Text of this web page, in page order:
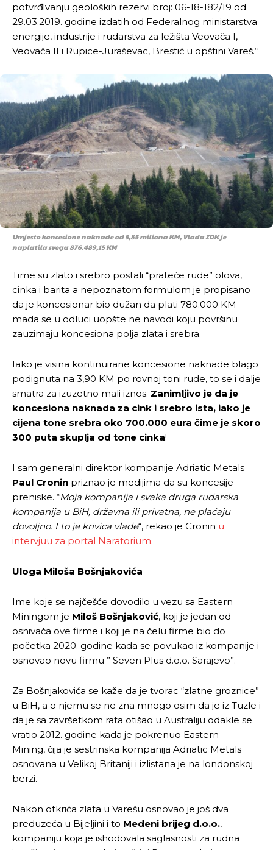
potvrđivanju geoloških rezervi broj: 06-18-182/19 od
29.03.2019. godine izdatih od Federalnog ministarstva
energije, industrije i rudarstva za ležišta Veovača I,
Veovača II i Rupice-Juraševac, Brestić u opštini Vareš.“
Umjesto koncesione naknade od 5,85 miliona KM, Vlada ZDK je
naplatila svega 876.489,15 KM
Time su zlato i srebro postali “prateće rude” olova,
cinka i barita a nepoznatom formulom je propisano
da je koncesionar bio dužan da plati 780.000 KM
mada se u odluci uopšte ne navodi koju površinu
zauzimaju koncesiona polja zlata i srebra.
Iako je visina kontinuirane koncesione naknade blago
podignuta na 3,90 KM po rovnoj toni rude, to se i dalje
smatra za izuzetno mali iznos. Zanimljivo je da je
koncesiona naknada za cink i srebro ista, iako je
cijena tone srebra oko 700.000 eura čime je skoro
300 puta skuplja od tone cinka!
I sam generalni direktor kompanije Adriatic Metals
Paul Cronin priznao je medijima da su koncesije
preniske. “Moja kompanija i svaka druga rudarska
kompanija u BiH, državna ili privatna, ne plaćaju
dovoljno. I to je krivica vlade“, rekao je Cronin u
intervjuu za portal Naratorium.
Uloga Miloša Bošnjakovića
Ime koje se najčešće dovodilo u vezu sa Eastern
Miningom je Miloš Bošnjaković, koji je jedan od
osnivača ove firme i koji je na čelu firme bio do
početka 2020. godine kada se povukao iz kompanije i
osnovao novu firmu ” Seven Plus d.o.o. Sarajevo”.
Za Bošnjakovića se kaže da je tvorac “zlatne groznice”
u BiH, a o njemu se ne zna mnogo osim da je iz Tuzle i
da je sa završetkom rata otišao u Australiju odakle se
vratio 2012. godine kada je pokrenuo Eastern
Mining, čija je sestrinska kompanija Adriatic Metals
osnovana u Velikoj Britaniji i izlistana je na londonskoj
berzi.
Nakon otkrića zlata u Varešu osnovao je još dva
preduzeća u Bijeljini i to Medeni brijeg d.o.o.,
kompaniju koja je ishodovala saglasnosti za rudna